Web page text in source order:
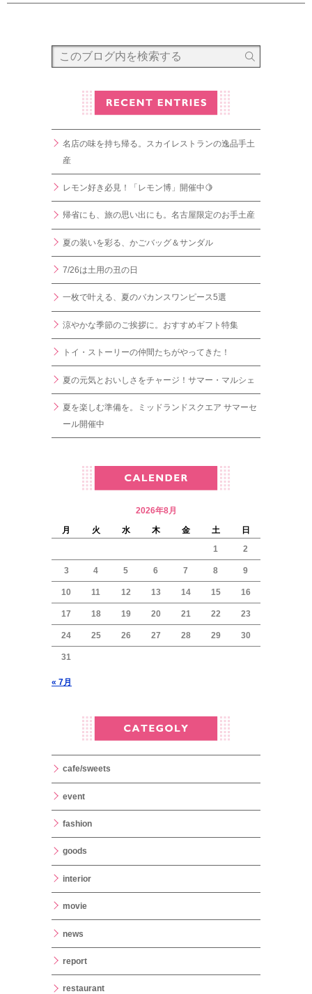
名店の味を持ち帰る。スカイレストランの逸品手土
産
レモン好き必見！「レモン博」開催中🍋
帰省にも、旅の思い出にも。名古屋限定のお手土産
夏の装いを彩る、かごバッグ＆サンダル
7/26は土用の丑の日
一枚で叶える、夏のバカンスワンピース5選
涼やかな季節のご挨拶に。おすすめギフト特集
トイ・ストーリーの仲間たちがやってきた！
夏の元気とおいしさをチャージ！サマー・マルシェ
夏を楽しむ準備を。ミッドランドスクエア サマーセ
ール開催中
2026年8月
月
火 水 木 金 土
日
1
2
3 4 5 6 7 8 9
10 11 12 13 14 15 16
17 18 19 20 21 22 23
24 25 26 27 28 29 30
31
« 7月
cafe/sweets
event
fashion
goods
interior
movie
news
report
restaurant